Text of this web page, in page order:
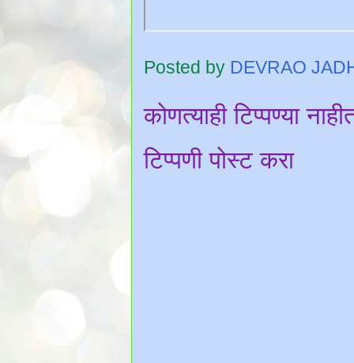
Posted by DEVRAO
कोणत्याही टिप्पण्‍या
टिप्पणी पोस्ट करा